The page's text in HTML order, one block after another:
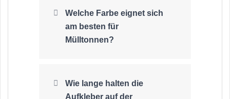
Welche Farbe eignet sich
am besten für
Mülltonnen?
Wie lange halten die
Aufkleber auf der